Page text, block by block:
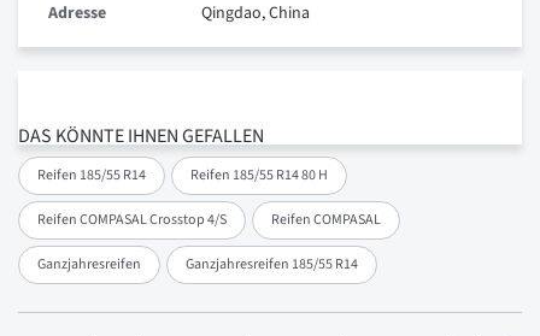
DAS KÖNNTE IHNEN GEFALLEN
Reifen 185/55 R14 Reifen 185/55 R14 80 H
Reifen COMPASAL Crosstop 4/S Reifen COMPASAL
Ganzjahresreifen Ganzjahresreifen 185/55 R14
Adresse Qingdao, China